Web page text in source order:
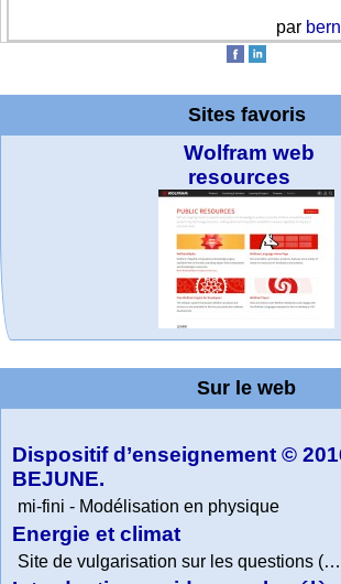
par
Sites favoris
Wolfram
Education Portal
Wolfram web
resources
TED Talks
Wolfram
Demonstrations
Project. College
Physics
WolframTones :
Generate a
Composition
Wolfram
Mathematica
Tutorial
Collection
MATHCURVE.CO
M
Office fédéral de
la statistique
Online math
practice and
lessons
La société 2018
expliquée à mon
grand-père
Sur le web
Dispositif d’enseignement ©
BEJUNE.
mi-fini - Modélisation en physique
Energie et climat
Site de vulgarisation sur les questions